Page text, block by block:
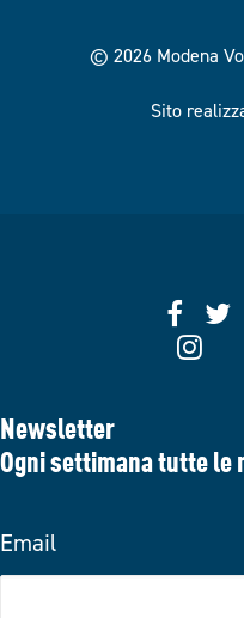
© 2026 Modena
Sito
Newsletter
Ogni settimana tutte le
Email